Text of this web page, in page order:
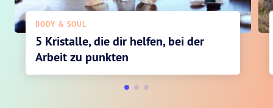
BODY & SOUL
5 Kristalle, die dir helfen, bei der
Arbeit zu punkten